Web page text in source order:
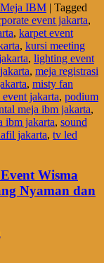
Meja IBM | Tagged
event jakarta,
, karpet event
, kursi meeting
, lighting event
, meja registrasi
, misty fan
jakarta, podium
meja ibm jakarta,
ibm jakarta, sound
jakarta, tv led
Wisma
Nyaman dan